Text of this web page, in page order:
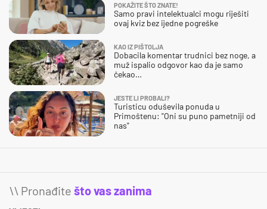
POKAŽITE ŠTO ZNATE!
Samo pravi intelektualci mogu riješiti
ovaj kviz bez ijedne pogreške
KAO IZ PIŠTOLJA
Dobacila komentar trudnici bez noge, a
muž ispalio odgovor kao da je samo
čekao…
JESTE LI PROBALI?
Turisticu oduševila ponuda u
Primoštenu: "Oni su puno pametniji od
nas"
\\ Pronađite što vas zanima